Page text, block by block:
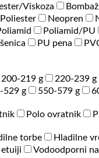
Viskoza
Neopren
Poliamid/PU
PU pena
200-219 g 220-239 g
529 g 550-579 g
Polo ovratnik
torbe Hladilne
Vodoodporni